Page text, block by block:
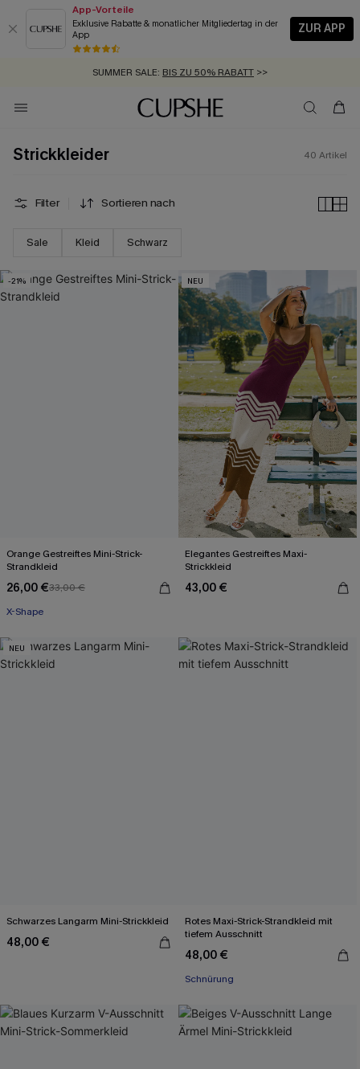
App-Vorteile
Exklusive Rabatte & monatlicher Mitgliedertag in der
App
ZUR APP
GRATIS MASSBAND MIT JEDEM SCHNELLVERSAND-ARTIKEL >>
SUMMER SALE:
ZUM NEWSLETTER:BIS ZU -20% EXTRA ERHALTEN
KOSTENLOSER VERSAND AB 89 €
Strickkleider 40 Artikel
Filter Sortieren nach
Sale Kleid Schwarz
-21%
Orange Gestreiftes Mini-Strick-
Strandkleid
26,00 €33,00 €
X-Shape
NEU
Elegantes Gestreiftes Maxi-
Strickkleid
43,00 €
NEU
Schwarzes Langarm Mini-Strickkleid
48,00 €
Rotes Maxi-Strick-Strandkleid mit
tiefem Ausschnitt
48,00 €
Schnürung